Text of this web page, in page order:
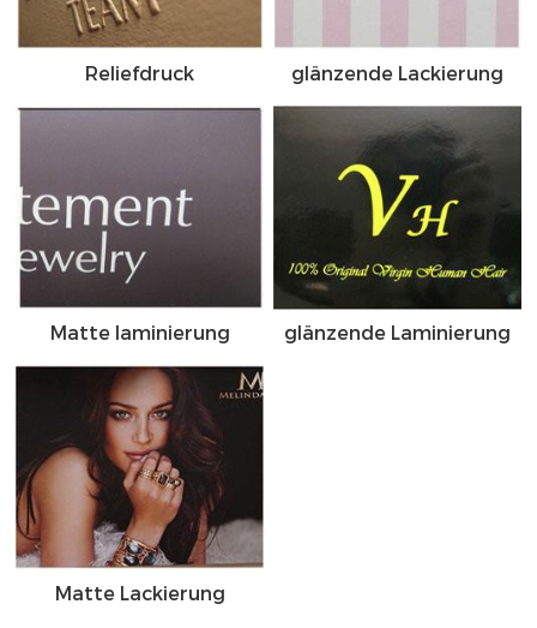
Reliefdruck glänzende Lackierung
Matte laminierung glänzende Laminierung
Matte Lackierung